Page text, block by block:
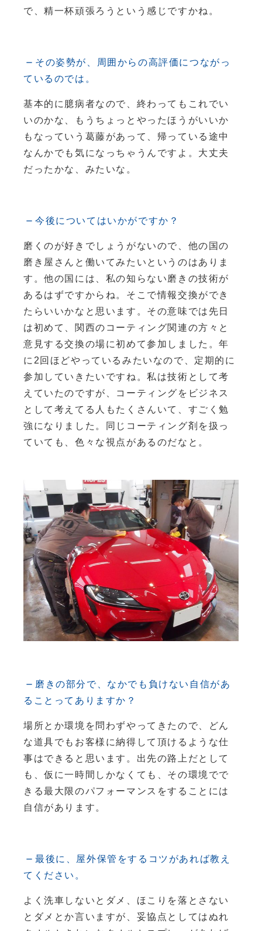
で、精一杯頑張ろうという感じですかね。
その姿勢が、周囲からの高評価につながっ
ているのでは。
基本的に臆病者なので、終わってもこれでい
いのかな、もうちょっとやったほうがいいか
もなっていう葛藤があって、帰っている途中
なんかでも気になっちゃうんですよ。大丈夫
だったかな、みたいな。
今後についてはいかがですか？
磨くのが好きでしょうがないので、他の国の
磨き屋さんと働いてみたいというのはありま
す。他の国には、私の知らない磨きの技術が
あるはずですからね。そこで情報交換ができ
たらいいかなと思います。その意味では先日
は初めて、関西のコーティング関連の方々と
意見する交換の場に初めて参加しました。年
に2回ほどやっているみたいなので、定期的に
参加していきたいですね。私は技術として考
えていたのですが、コーティングをビジネス
として考えてる人もたくさんいて、すごく勉
強になりました。同じコーティング剤を扱っ
ていても、色々な視点があるのだなと。
磨きの部分で、なかでも負けない自信があ
ることってありますか？
場所とか環境を問わずやってきたので、どん
な道具でもお客様に納得して頂けるような仕
事はできると思います。出先の路上だとして
も、仮に一時間しかなくても、その環境でで
きる最大限のパフォーマンスをすることには
自信があります。
最後に、屋外保管をするコツがあれば教え
てください。
よく洗車しないとダメ、ほこりを落とさない
とダメとか言いますが、妥協点としてはぬれ